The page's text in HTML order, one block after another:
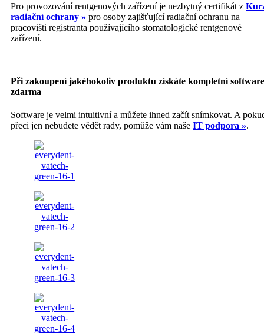
Pro provozování rentgenových zařízení je nezbytný certifikát z
radiační ochrany » pro osoby zajišťující radiační ochranu na
pracovišti registranta používajícího stomatologické rentgenové
zařízení.
Při zakoupení jakéhokoliv produktu získáte kompletní software
zdarma
Software je velmi intuitivní a můžete ihned začít snímkovat. A
přeci jen nebudete vědět rady, pomůže vám naše IT podpora ».